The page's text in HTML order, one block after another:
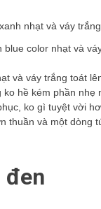
blue color nhạt và
và váy trắng toát
hề kém phần nhẹ
ko gì tuyệt vời
thuần và một dòng
đen